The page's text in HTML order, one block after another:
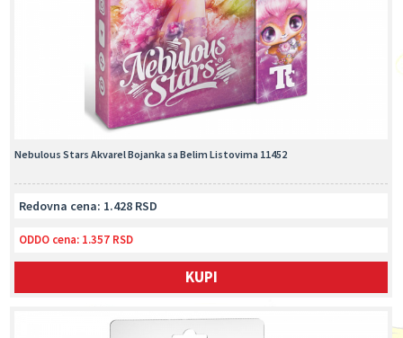
Nebulous Stars Akvarel Bojanka sa Belim Listovima 11452
Redovna cena: 1.428 RSD
ODDO cena: 1.357 RSD
KUPI